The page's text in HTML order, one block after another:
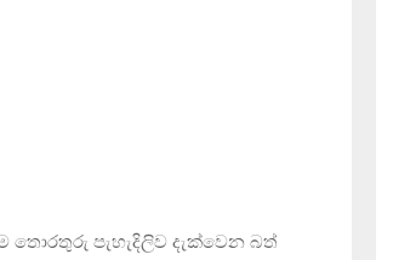
තොරතුරු පැහැදිලිව දැක්වෙන බත්